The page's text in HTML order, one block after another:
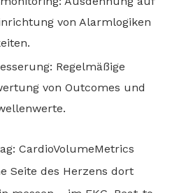
von Alarmlogiken
Regelmäßige
von Outcomes und
CardioVolumeMetrics
Seite des Herzens dort